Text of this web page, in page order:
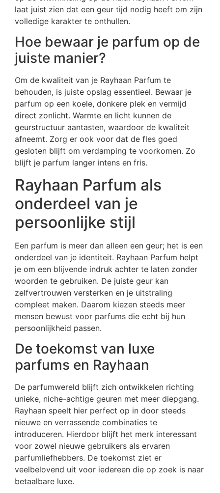
laat juist zien dat een geur tijd nodig heeft om zijn
volledige karakter te onthullen.
Hoe bewaar je parfum op de
juiste manier?
Om de kwaliteit van je Rayhaan Parfum te
behouden, is juiste opslag essentieel. Bewaar je
parfum op een koele, donkere plek en vermijd
direct zonlicht. Warmte en licht kunnen de
geurstructuur aantasten, waardoor de kwaliteit
afneemt. Zorg er ook voor dat de fles goed
gesloten blijft om verdamping te voorkomen. Zo
blijft je parfum langer intens en fris.
Rayhaan Parfum als
onderdeel van je
persoonlijke stijl
Een parfum is meer dan alleen een geur; het is een
onderdeel van je identiteit. Rayhaan Parfum helpt
je om een blijvende indruk achter te laten zonder
woorden te gebruiken. De juiste geur kan
zelfvertrouwen versterken en je uitstraling
compleet maken. Daarom kiezen steeds meer
mensen bewust voor parfums die echt bij hun
persoonlijkheid passen.
De toekomst van luxe
parfums en Rayhaan
De parfumwereld blijft zich ontwikkelen richting
unieke, niche-achtige geuren met meer diepgang.
Rayhaan speelt hier perfect op in door steeds
nieuwe en verrassende combinaties te
introduceren. Hierdoor blijft het merk interessant
voor zowel nieuwe gebruikers als ervaren
parfumliefhebbers. De toekomst ziet er
veelbelovend uit voor iedereen die op zoek is naar
betaalbare luxe.